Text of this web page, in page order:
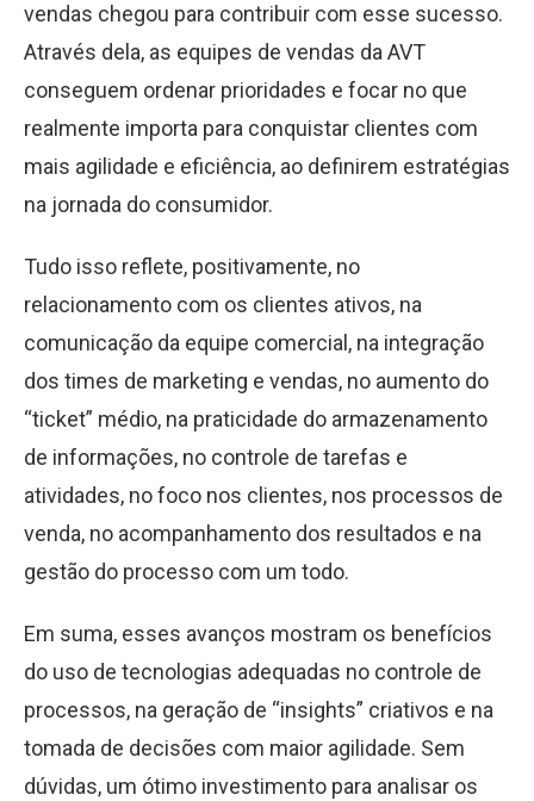
vendas chegou para contribuir com esse sucesso.
Através dela, as equipes de vendas da AVT
conseguem ordenar prioridades e focar no que
realmente importa para conquistar clientes com
mais agilidade e eficiência, ao definirem estratégias
na jornada do consumidor.
Tudo isso reflete, positivamente, no
relacionamento com os clientes ativos, na
comunicação da equipe comercial, na integração
dos times de marketing e vendas, no aumento do
“ticket” médio, na praticidade do armazenamento
de informações, no controle de tarefas e
atividades, no foco nos clientes, nos processos de
venda, no acompanhamento dos resultados e na
gestão do processo com um todo.
Em suma, esses avanços mostram os benefícios
do uso de tecnologias adequadas no controle de
processos, na geração de “insights” criativos e na
tomada de decisões com maior agilidade. Sem
dúvidas, um ótimo investimento para analisar os